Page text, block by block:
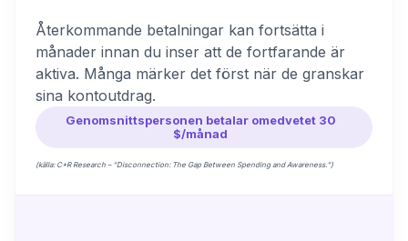
Återkommande betalningar kan fortsätta i
månader innan du inser att de fortfarande är
aktiva. Många märker det först när de granskar
sina kontoutdrag.
Genomsnittspersonen betalar omedvetet 30
$/månad
(källa: C+R Research – “Disconnection: The Gap Between Spending and Awareness.”)